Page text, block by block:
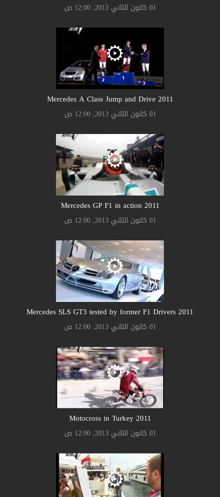
01 كانون الثاني 2013, 12:00 ص
2011 Mercedes A Class Jump and Drive
01 كانون الثاني 2013, 12:00 ص
2011 Mercedes GP F1 in action
01 كانون الثاني 2013, 12:00 ص
2011 Mercedes SLS GT3 tested by former F1 Drivers
01 كانون الثاني 2013, 12:00 ص
2011 Motocross in Turkey
01 كانون الثاني 2013, 12:00 ص